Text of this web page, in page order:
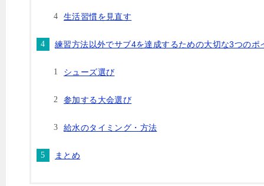
生活習慣を見直す
練習方法以外でサブ4を達成するための大切な3つのポ
シューズ選び
参加する大会選び
給水のタイミング・方法
まとめ